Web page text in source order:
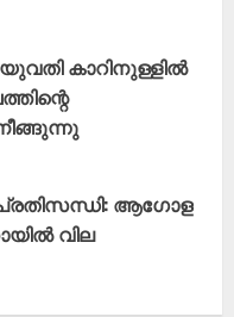
കാറിനുള്ളിൽ
ആഗോള
വില